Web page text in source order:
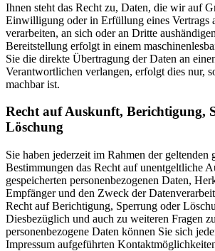
Ihnen steht das Recht zu, Daten, die wir auf
Einwilligung oder in Erfüllung eines Vertrags
verarbeiten, an sich oder an Dritte
Bereitstellung erfolgt in einem
Sie die direkte Übertragung der Daten an
Verantwortlichen verlangen, erfolgt dies nur,
machbar ist.
Recht auf Auskunft, Berichtigung,
Löschung
Sie haben jederzeit im Rahmen der geltenden
Bestimmungen das Recht auf unentgeltliche
gespeicherten personenbezogenen Daten,
Empfänger und den Zweck der
Recht auf Berichtigung, Sperrung oder
Diesbezüglich und auch zu weiteren Fragen
personenbezogene Daten können Sie sich
Impressum aufgeführten